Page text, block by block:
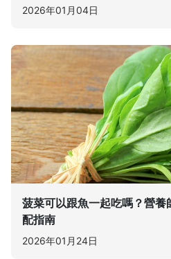
2026年01月04日
菠菜可以跟魚一起吃嗎？營
配指南
2026年01月24日